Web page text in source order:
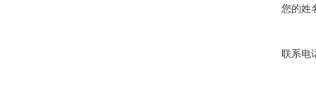
您的姓
联系电